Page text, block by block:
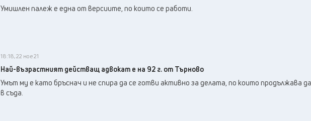
Плевен , 34°C
Сливен 28°C
Смолян 26°C
Умишлен палеж е една от версиите, по които се работи.
18:18, 22 ное 21
Най-възрастният действащ адвокат е на 92 г. от Търново
Умът му е като бръснач и не спира да се готви активно за делата, по които продължава
в съда.